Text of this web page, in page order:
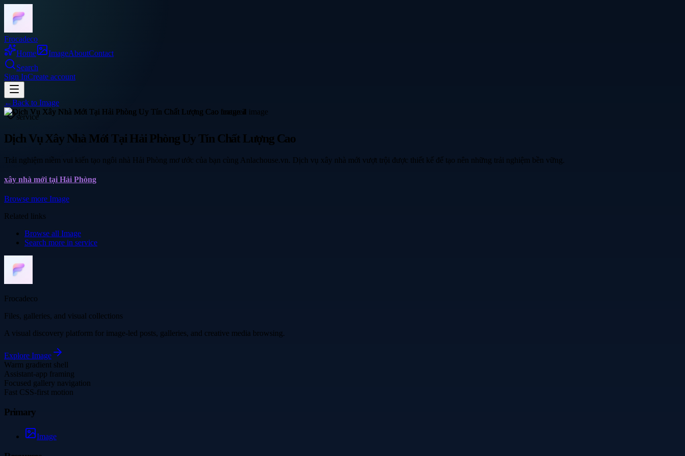
Frocadeco
Home
ImageAboutContact
Search
Sign InCreate account
←Back to Image
service
Dịch Vụ Xây Nhà Mới Tại Hải Phòng Uy Tín Chất Lượng Cao
Trải nghiệm niềm vui kiến tạo ngôi nhà Hải Phòng mơ ước của bạn cùng Anlachouse.vn. Dịch vụ xây nhà mới vượt trội được thiết kế để tạo nên những trải nghiệm bền vững.
xây nhà mới tại Hải Phòng
Browse more Image
Related links
Browse all Image
Search more in service
Frocadeco
Files, galleries, and visual collections
A visual discovery platform for image-led posts, galleries, and creative media browsing.
Explore Image
Warm gradient shell
Assistant-app framing
Focused gallery navigation
Fast CSS-first motion
Primary
Image